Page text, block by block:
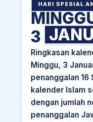
HARI SPESIAL
3
Ringkasan
Minggu, 3
penanggalan 16
kalender Islam
dengan jumlah
penanggalan